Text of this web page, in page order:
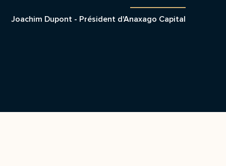
Joachim Dupont - Président d'Anaxago Capital